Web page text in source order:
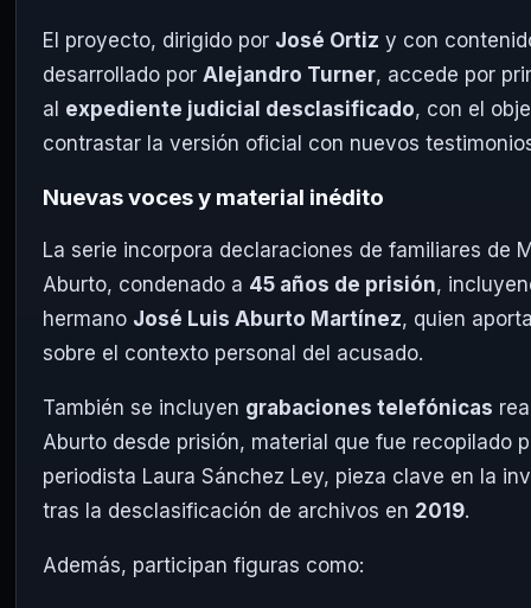
El proyecto, dirigido por José Ortiz y con
desarrollado por Alejandro Turner, accede por
al expediente judicial desclasificado, con el
contrastar la versión oficial con nuevos
Nuevas voces y material inédito
La serie incorpora declaraciones de familiares de
Aburto, condenado a 45 años de prisión,
hermano José Luis Aburto Martínez, quien
sobre el contexto personal del acusado.
También se incluyen grabaciones telefónicas
Aburto desde prisión, material que fue recopilado
periodista Laura Sánchez Ley, pieza clave en la
tras la desclasificación de archivos en 2019.
Además, participan figuras como: